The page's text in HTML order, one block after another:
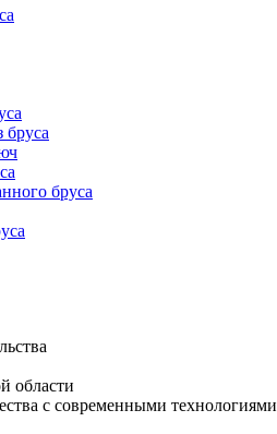
бруса
области
с современными технологиями